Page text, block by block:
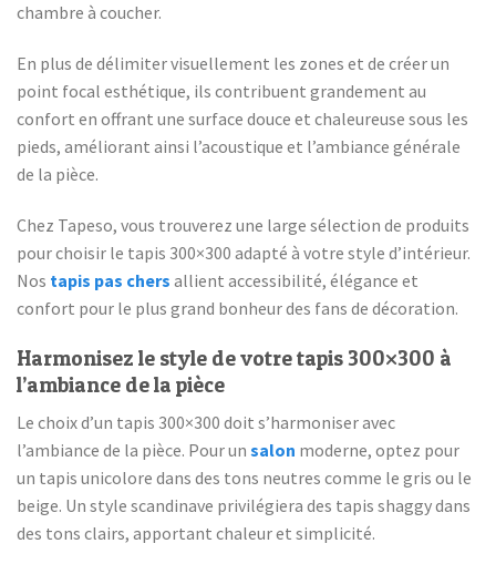
chambre à coucher.
En plus de délimiter visuellement les zones et de créer un
point focal esthétique, ils contribuent grandement au
confort en offrant une surface douce et chaleureuse sous les
pieds, améliorant ainsi l’acoustique et l’ambiance générale
de la pièce.
Chez Tapeso, vous trouverez une large sélection de produits
pour choisir le tapis 300×300 adapté à votre style d’intérieur.
Nos tapis pas chers allient accessibilité, élégance et
confort pour le plus grand bonheur des fans de décoration.
Harmonisez le style de votre tapis 300×300 à
l’ambiance de la pièce
Le choix d’un tapis 300×300 doit s’harmoniser avec
l’ambiance de la pièce. Pour un salon moderne, optez pour
un tapis unicolore dans des tons neutres comme le gris ou le
beige. Un style scandinave privilégiera des tapis shaggy dans
des tons clairs, apportant chaleur et simplicité.